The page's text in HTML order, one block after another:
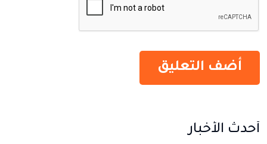
أحدث الأخبار